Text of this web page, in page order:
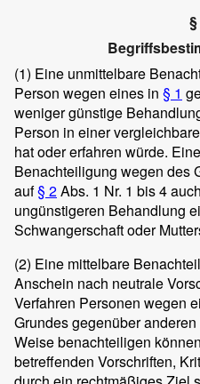
(1) Eine unmittelbare
Person wegen eines in § 1
weniger günstige
Person in einer
hat oder erfahren würde.
Benachteiligung wegen des
auf§ 2Abs. 1 Nr. 1 bis 4
ungünstigeren Behandlung
Schwangerschaft oder
(2) Eine mittelbare
Anschein nach neutrale
Verfahren Personen wegen
Grundes gegenüber
Weise benachteiligen
betreffenden Vorschriften,